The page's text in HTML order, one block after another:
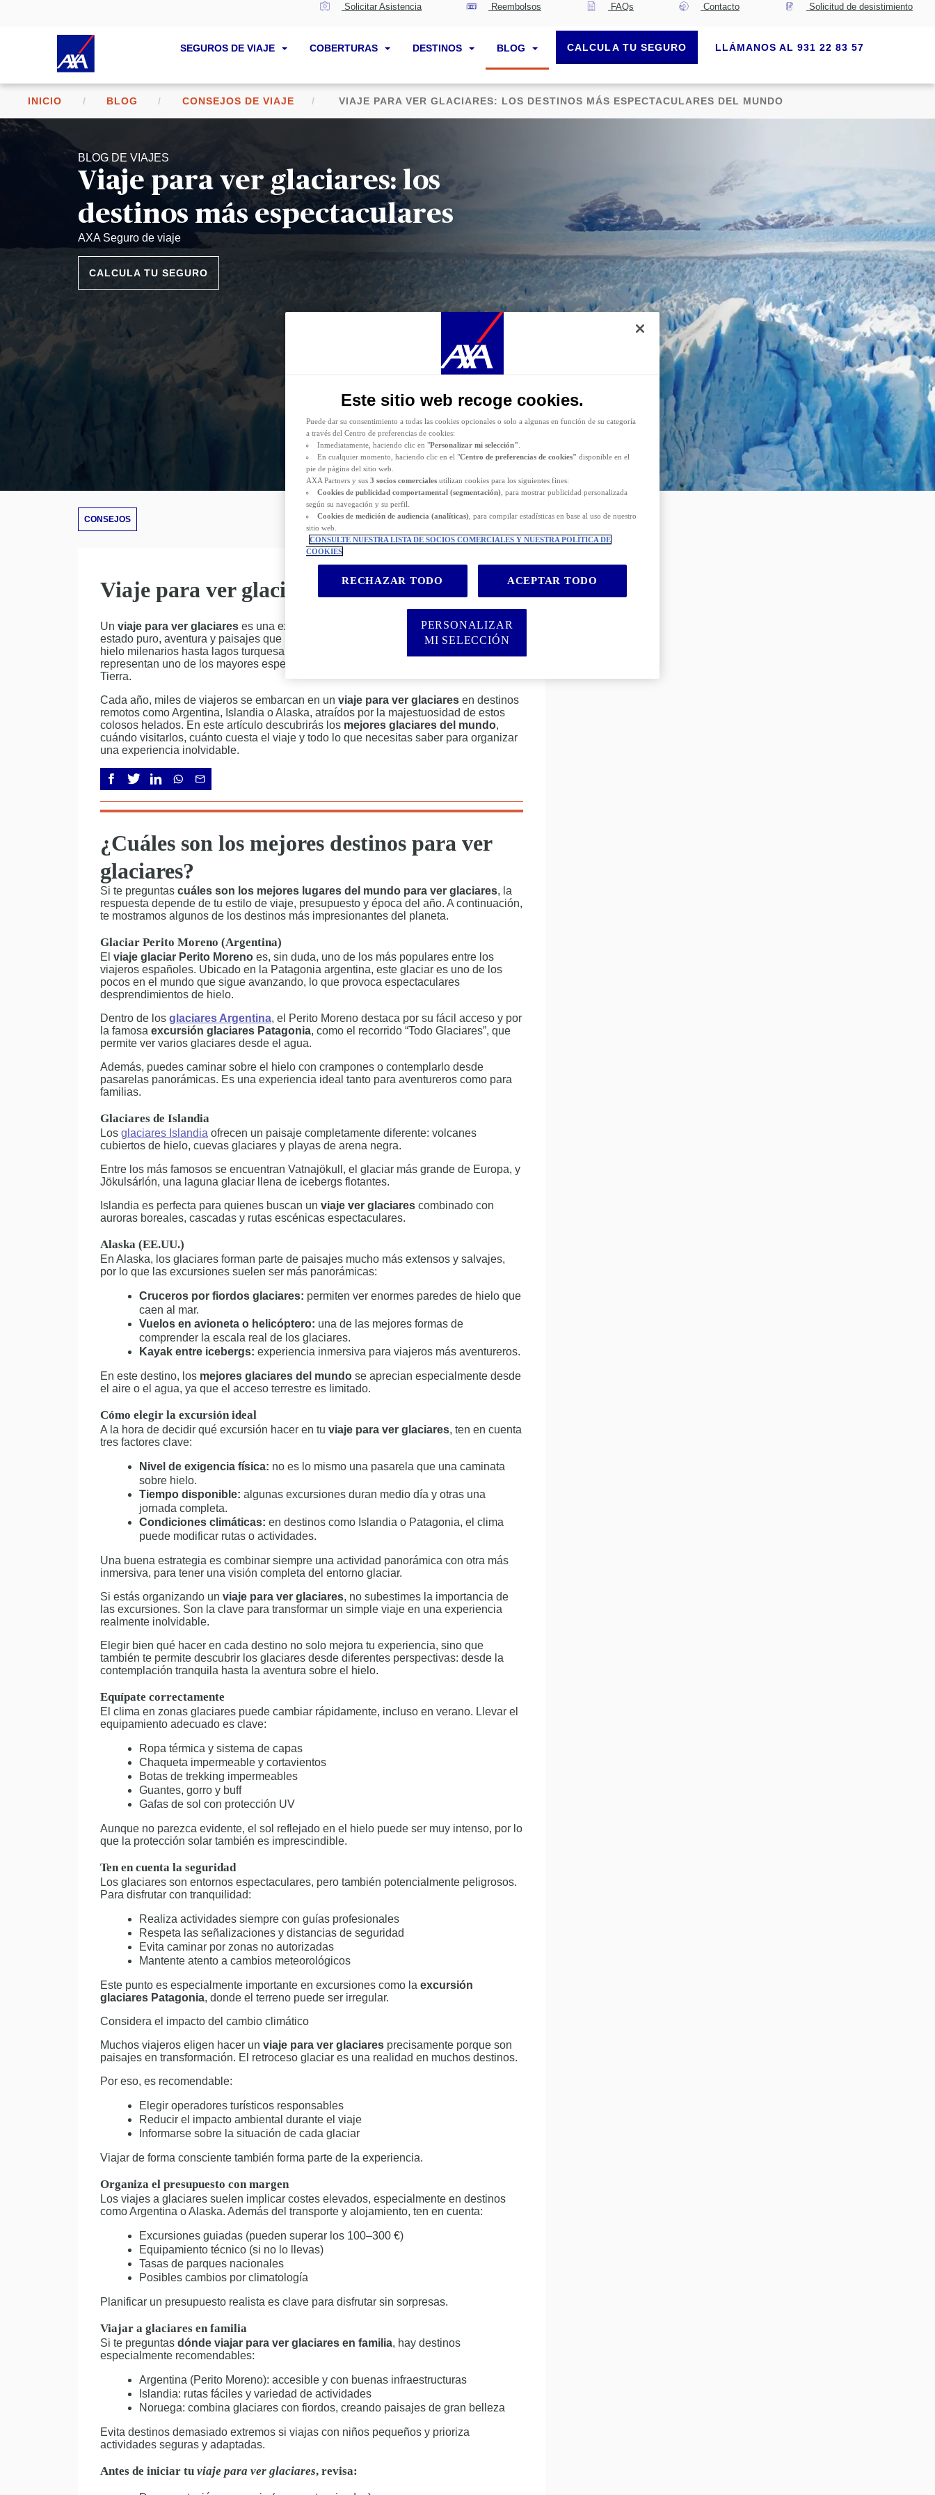
Solicitar Asistencia Reembolsos FAQs Contacto Solicitud de desistimiento
SEGUROS DE VIAJE COBERTURAS DESTINOS BLOG CALCULA TU SEGURO LLÁMANOS AL 931 22 83 57
INICIO BLOG CONSEJOS DE VIAJE VIAJE PARA VER GLACIARES: LOS DESTINOS MÁS ESPECTACULARES DEL MUNDO
BLOG DE VIAJES
Viaje para ver glaciares: los
destinos más espectaculares
AXA Seguro de viaje
CALCULA TU SEGURO
CONSEJOS
Viaje para ver glaciares
Un viaje para ver glaciares es una experiencia única que combina naturaleza en
estado puro, aventura y paisajes que parecen de otro planeta. Desde gigantes de
hielo milenarios hasta lagos turquesa rodeados de montañas, los glaciares
representan uno de los mayores espectáculos naturales que puedes presenciar en la
Tierra.
Cada año, miles de viajeros se embarcan en un viaje para ver glaciares en destinos
remotos como Argentina, Islandia o Alaska, atraídos por la majestuosidad de estos
colosos helados. En este artículo descubrirás los mejores glaciares del mundo,
cuándo visitarlos, cuánto cuesta el viaje y todo lo que necesitas saber para organizar
una experiencia inolvidable.
¿Cuáles son los mejores destinos para ver
glaciares?
Si te preguntas cuáles son los mejores lugares del mundo para ver glaciares, la
respuesta depende de tu estilo de viaje, presupuesto y época del año. A continuación,
te mostramos algunos de los destinos más impresionantes del planeta.
Glaciar Perito Moreno (Argentina)
El viaje glaciar Perito Moreno es, sin duda, uno de los más populares entre los
viajeros españoles. Ubicado en la Patagonia argentina, este glaciar es uno de los
pocos en el mundo que sigue avanzando, lo que provoca espectaculares
desprendimientos de hielo.
Dentro de los glaciares Argentina, el Perito Moreno destaca por su fácil acceso y por
la famosa excursión glaciares Patagonia, como el recorrido “Todo Glaciares”, que
permite ver varios glaciares desde el agua.
Además, puedes caminar sobre el hielo con crampones o contemplarlo desde
pasarelas panorámicas. Es una experiencia ideal tanto para aventureros como para
familias.
Glaciares de Islandia
Los glaciares Islandia ofrecen un paisaje completamente diferente: volcanes
cubiertos de hielo, cuevas glaciares y playas de arena negra.
Entre los más famosos se encuentran Vatnajökull, el glaciar más grande de Europa, y
Jökulsárlón, una laguna glaciar llena de icebergs flotantes.
Islandia es perfecta para quienes buscan un viaje ver glaciares combinado con
auroras boreales, cascadas y rutas escénicas espectaculares.
Alaska (EE.UU.)
En Alaska, los glaciares forman parte de paisajes mucho más extensos y salvajes,
por lo que las excursiones suelen ser más panorámicas:
Cruceros por fiordos glaciares: permiten ver enormes paredes de hielo que
caen al mar.
Vuelos en avioneta o helicóptero: una de las mejores formas de
comprender la escala real de los glaciares.
Kayak entre icebergs: experiencia inmersiva para viajeros más aventureros.
En este destino, los mejores glaciares del mundo se aprecian especialmente desde
el aire o el agua, ya que el acceso terrestre es limitado.
Cómo elegir la excursión ideal
A la hora de decidir qué excursión hacer en tu viaje para ver glaciares, ten en cuenta
tres factores clave:
Nivel de exigencia física: no es lo mismo una pasarela que una caminata
sobre hielo.
Tiempo disponible: algunas excursiones duran medio día y otras una
jornada completa.
Condiciones climáticas: en destinos como Islandia o Patagonia, el clima
puede modificar rutas o actividades.
Una buena estrategia es combinar siempre una actividad panorámica con otra más
inmersiva, para tener una visión completa del entorno glaciar.
Si estás organizando un viaje para ver glaciares, no subestimes la importancia de
las excursiones. Son la clave para transformar un simple viaje en una experiencia
realmente inolvidable.
Elegir bien qué hacer en cada destino no solo mejora tu experiencia, sino que
también te permite descubrir los glaciares desde diferentes perspectivas: desde la
contemplación tranquila hasta la aventura sobre el hielo.
Equípate correctamente
El clima en zonas glaciares puede cambiar rápidamente, incluso en verano. Llevar el
equipamiento adecuado es clave:
Ropa térmica y sistema de capas
Chaqueta impermeable y cortavientos
Botas de trekking impermeables
Guantes, gorro y buff
Gafas de sol con protección UV
Aunque no parezca evidente, el sol reflejado en el hielo puede ser muy intenso, por lo
que la protección solar también es imprescindible.
Ten en cuenta la seguridad
Los glaciares son entornos espectaculares, pero también potencialmente peligrosos.
Para disfrutar con tranquilidad:
Realiza actividades siempre con guías profesionales
Respeta las señalizaciones y distancias de seguridad
Evita caminar por zonas no autorizadas
Mantente atento a cambios meteorológicos
Este punto es especialmente importante en excursiones como la excursión
glaciares Patagonia, donde el terreno puede ser irregular.
Considera el impacto del cambio climático
Muchos viajeros eligen hacer un viaje para ver glaciares precisamente porque son
paisajes en transformación. El retroceso glaciar es una realidad en muchos destinos.
Por eso, es recomendable:
Elegir operadores turísticos responsables
Reducir el impacto ambiental durante el viaje
Informarse sobre la situación de cada glaciar
Viajar de forma consciente también forma parte de la experiencia.
Organiza el presupuesto con margen
Los viajes a glaciares suelen implicar costes elevados, especialmente en destinos
como Argentina o Alaska. Además del transporte y alojamiento, ten en cuenta:
Excursiones guiadas (pueden superar los 100–300 €)
Equipamiento técnico (si no lo llevas)
Tasas de parques nacionales
Posibles cambios por climatología
Planificar un presupuesto realista es clave para disfrutar sin sorpresas.
Viajar a glaciares en familia
Si te preguntas dónde viajar para ver glaciares en familia, hay destinos
especialmente recomendables:
Argentina (Perito Moreno): accesible y con buenas infraestructuras
Islandia: rutas fáciles y variedad de actividades
Noruega: combina glaciares con fiordos, creando paisajes de gran belleza
Evita destinos demasiado extremos si viajas con niños pequeños y prioriza
actividades seguras y adaptadas.
Antes de iniciar tu viaje para ver glaciares, revisa:
Este sitio web recoge cookies.
cookies funcionales y técnicas
necesarias). También puede consentir el depósito de cookies opcionales, ya sea por parte de AXA
Partners o de terceros proveedores, para los fines descritos a continuación.
(estrictamente necesarias) se eliminan durante la navegación por el
sitio web. AXA Partners o terceros proveedores pueden depositar cookies opcionales para los fines que
Tiene la posibilidad deaceptaro rechazar el depósito de cookies. Almacenaremos sus preferencias
Puede dar su consentimiento a todas las cookies opcionales o solo a algunas en función de su categoría
a través del Centro de preferencias de cookies:
Inmediatamente, haciendo clic en "Personalizar mi selección"
En cualquier momento, haciendo clic en el "Centro de preferencias de cookies" disponible en el
pie de página del sitio web.
AXA Partners y sus3 socios comerciales utilizan cookies para los siguientes fines:
Cookies de publicidad comportamental (segmentación), para mostrar publicidad personalizada
según su navegación y su perfil.
Cookies de medición de audiencia (analíticas), para compilar estadísticas en base al uso de nuestro
sitio web.
CONSULTE NUESTRA LISTA DE SOCIOS COMERCIALES Y NUESTRA POLÍTICA DE
COOKIES
PERSONALIZAR
MI SELECCIÓN
RECHAZAR TODO ACEPTAR TODO